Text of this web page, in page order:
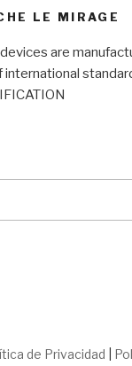
LE MIRAGE
are
de Privacidad